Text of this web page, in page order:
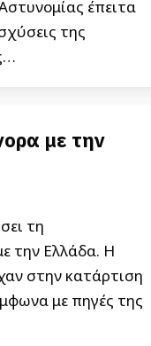
έπειτα
της
με την
τη
την Ελλάδα. H
στην κατάρτιση
με πηγές της